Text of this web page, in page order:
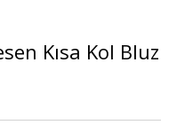
Kısa Kol Bluz